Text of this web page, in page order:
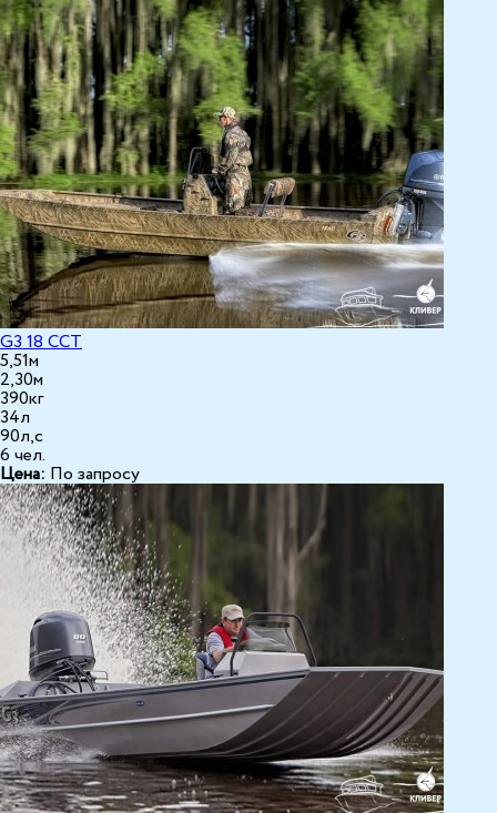
G3 18 CCT
5,51м
2,30м
390кг
34л
90л,с
6 чел.
Цена: По запросу